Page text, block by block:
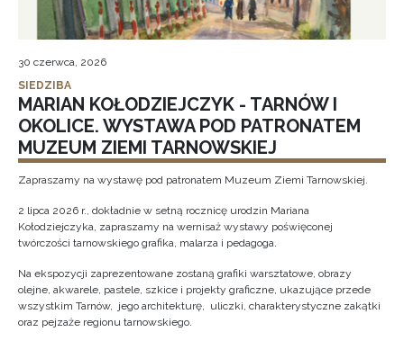
30 czerwca, 2026
SIEDZIBA
MARIAN KOŁODZIEJCZYK - TARNÓW I
OKOLICE. WYSTAWA POD PATRONATEM
MUZEUM ZIEMI TARNOWSKIEJ
Zapraszamy na wystawę pod patronatem Muzeum Ziemi Tarnowskiej.
2 lipca 2026 r., dokładnie w setną rocznicę urodzin Mariana
Kołodziejczyka, zapraszamy na wernisaż wystawy poświęconej
twórczości tarnowskiego grafika, malarza i pedagoga.
Na ekspozycji zaprezentowane zostaną grafiki warsztatowe, obrazy
olejne, akwarele, pastele, szkice i projekty graficzne, ukazujące przede
wszystkim Tarnów, jego architekturę, uliczki, charakterystyczne zakątki
oraz pejzaże regionu tarnowskiego.